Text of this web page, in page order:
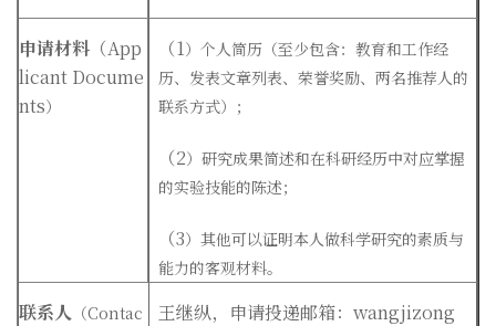
申请材料 （App
licant Docume
nts）
（1）个人简历（至少包含：教育和工作经
历、发表文章列表、荣誉奖励、两名推荐人的
联系方式）；
（2）研究成果简述和在科研经历中对应掌握
的实验技能的陈述；
（3）其他可以证明本人做科学研究的素质与
能力的客观材料。
联系人 （Contac
王继纵，申请投递邮箱：wangjizong